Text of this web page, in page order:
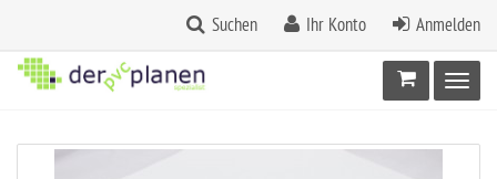
Suchen Ihr Konto Anmelden
Warenkorb